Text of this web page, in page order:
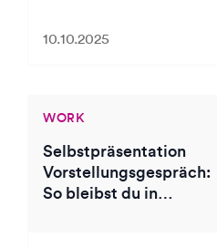
10.10.2025
WORK
Selbstpräsentation
Vorstellungsgespräch:
So bleibst du in